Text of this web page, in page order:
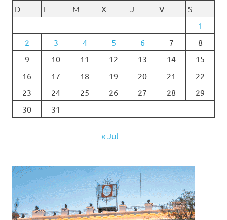
D
L M X J V
S
1
2
3 4 5 6 7
8
9
10 11 12 13 14
15
16
17 18 19 20 21
22
23
24 25 26 27 28
29
30
31
« Jul